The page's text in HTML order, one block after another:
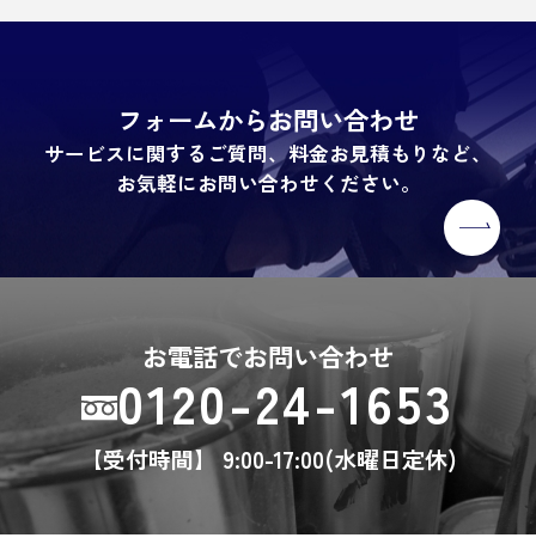
フォームからお問い合わせ
サービスに関するご質問、料金お見積もりなど、
お気軽にお問い合わせください。
お電話でお問い合わせ
0120-24-1653
【受付時間】 9:00-17:00(水曜日定休)